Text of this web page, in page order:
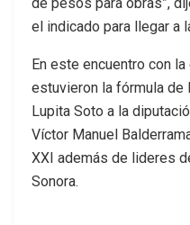
el indicado para llegar a
En este encuentro con
estuvieron la fórmula
Lupita Soto a la
Víctor Manuel
XXI además de lideres
Sonora.